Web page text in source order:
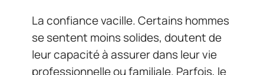
La confiance vacille. Certains hommes
se sentent moins solides, doutent de
leur capacité à assurer dans leur vie
professionnelle ou familiale. Parfois, le